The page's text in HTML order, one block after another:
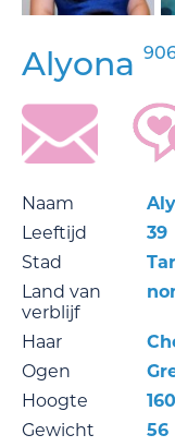
Alyona
Naam
Leeftijd
39
Stad
Land van
verblijf
Haar
Ogen
Hoogte
160
Gewicht
56